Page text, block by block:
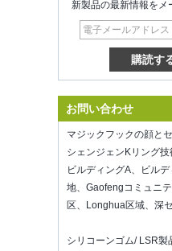
食品貯蔵真空シーラー
新年を通してあなたの
深センキリングは8繁殖
た。2022.より多くのビ
いては、ウェンディに
い。Eメール：
Hot selling products
Hot selling products
sealer, we have two
version with
新製品の最新情報をメ
お問い合わせ
マジックフックの顔と
シェンジェンKリング技
ビルディングA、ビル
地、Gaofengコミュニ
区、Longhua区域、深
シリコーンゴム/ LSR製